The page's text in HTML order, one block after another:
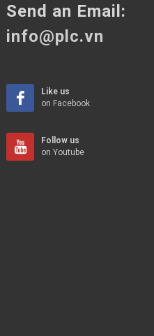
Send an Email:
info@plc.vn
Like us
on Facebook
Follow us
on Youtube